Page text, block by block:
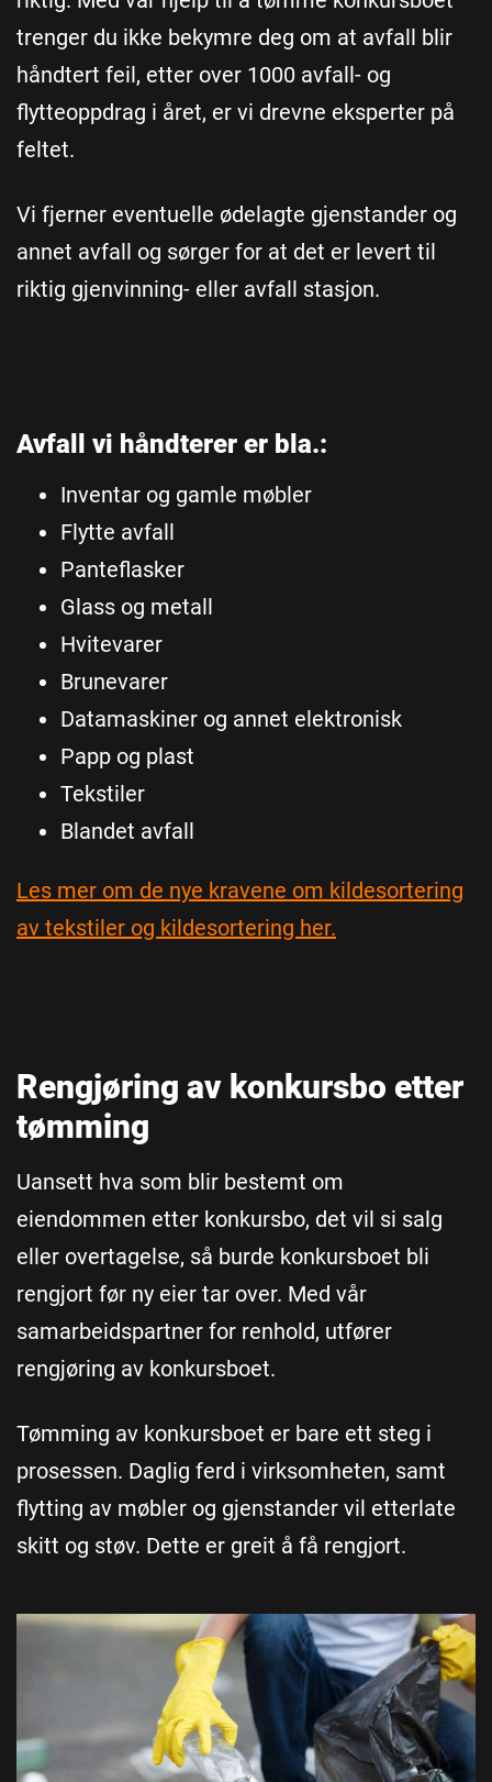
trenger du ikke bekymre deg om at avfall blir
håndtert feil, etter over 1000 avfall- og
flytteoppdrag i året, er vi drevne eksperter på
feltet.
Vi fjerner eventuelle ødelagte gjenstander og
annet avfall og sørger for at det er levert til
riktig gjenvinning- eller avfall stasjon.
Avfall vi håndterer er bla.:
Inventar og gamle møbler
Flytte avfall
Panteflasker
Glass og metall
Hvitevarer
Brunevarer
Datamaskiner og annet elektronisk
Papp og plast
Tekstiler
Blandet avfall
Les mer om de nye kravene om kildesortering
av tekstiler og kildesortering her.
Rengjøring av konkursbo etter
tømming
Uansett hva som blir bestemt om
eiendommen etter konkursbo, det vil si salg
eller overtagelse, så burde konkursboet bli
rengjort før ny eier tar over. Med vår
samarbeidspartner for renhold, utfører
rengjøring av konkursboet.
Tømming av konkursboet er bare ett steg i
prosessen. Daglig ferd i virksomheten, samt
flytting av møbler og gjenstander vil etterlate
skitt og støv. Dette er greit å få rengjort.